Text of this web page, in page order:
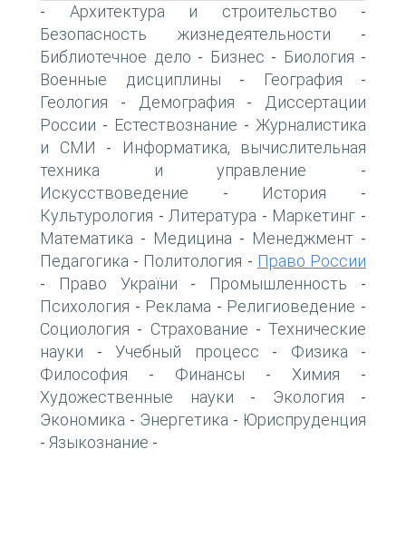
- Архитектура и строительство -
Безопасность жизнедеятельности -
Библиотечное дело - Бизнес - Биология -
Военные дисциплины - География -
Геология - Демография -
Диссертации
России - Естествознание - Журналистика
и СМИ -
Информатика, вычислительная
техника и управление -
Искусствоведение - История -
Культурология - Литература - Маркетинг -
Математика - Медицина - Менеджмент -
Педагогика - Политология - Право России
- Право України - Промышленность -
Психология - Реклама - Религиоведение -
Социология - Страхование - Технические
науки - Учебный процесс - Физика -
Философия - Финансы - Химия -
Художественные науки - Экология -
Экономика - Энергетика - Юриспруденция
- Языкознание -